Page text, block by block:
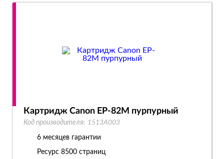
Картридж Canon EP-82M пурпурный
Код производителя: 1513A003
6 месяцев гарантии
Ресурс 8500 страниц